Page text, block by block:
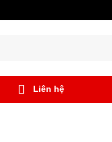
Liên hệ